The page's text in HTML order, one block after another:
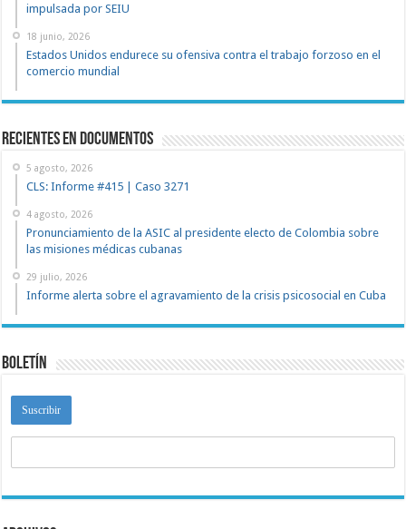
impulsada por SEIU
18 junio, 2026
Estados Unidos endurece su ofensiva contra el trabajo forzoso en el
comercio mundial
recientes en documentos
5 agosto, 2026
CLS: Informe #415 | Caso 3271
4 agosto, 2026
Pronunciamiento de la ASIC al presidente electo de Colombia sobre
las misiones médicas cubanas
29 julio, 2026
Informe alerta sobre el agravamiento de la crisis psicosocial en Cuba
Boletín